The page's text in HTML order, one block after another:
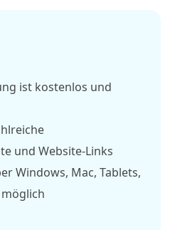
ist kostenlos und
und Website-Links
Windows, Mac, Tablets,